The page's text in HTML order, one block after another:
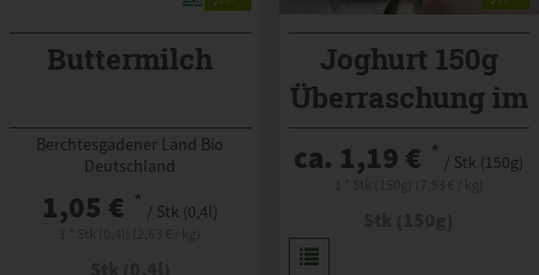
Buttermilch
Berchtesgadener Land Bio
Deutschland
1,05 € * / Stk (0,4l)
Joghurt 150g
Überraschung im
Glas
ca. 1,19 € * / Stk (150g)